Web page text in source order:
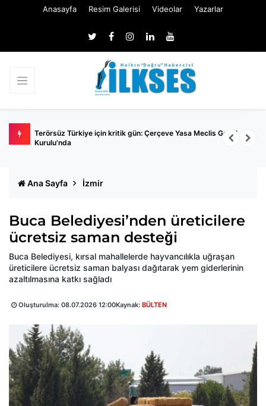
Anasayfa Resim Galerisi Videolar Yazarlar
Terörsüz Türkiye için kritik gün: Çerçeve Yasa Meclis Genel
Kurulu'nda
Ana Sayfa İzmir
Buca Belediyesi’nden üreticilere
ücretsiz saman desteği
Buca Belediyesi, kırsal mahallelerde hayvancılıkla uğraşan
üreticilere ücretsiz saman balyası dağıtarak yem giderlerinin
azaltılmasına katkı sağladı
Oluşturulma: 08.07.2026 12:00Kaynak: BÜLTEN